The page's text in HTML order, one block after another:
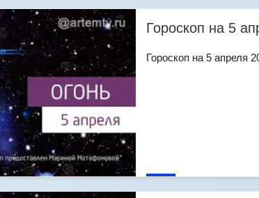
Гороскоп на 5
Гороскоп на 5 апреля